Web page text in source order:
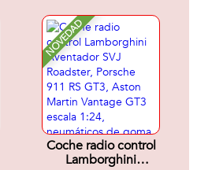
distancia 30m
NOVEDAD
Coche radio control
Lamborghini